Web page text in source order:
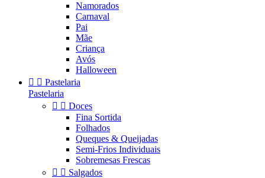
Namorados
Carnaval
Pai
Mãe
Criança
Avós
Halloween
  Pastelaria
Pastelaria
  Doces
Fina Sortida
Folhados
Queques & Queijadas
Semi-Frios Individuais
Sobremesas Frescas
  Salgados